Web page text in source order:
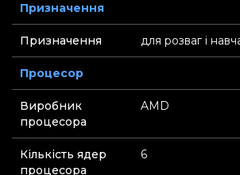
Призначення
Призначення для розваг і
Процесор
Виробник
процесора
AMD
Кількість ядер
процесора
6